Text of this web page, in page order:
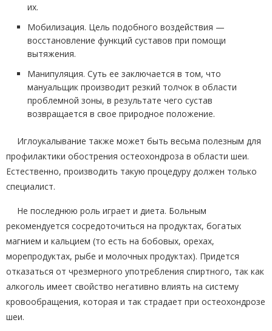
их.
Мобилизация. Цель подобного воздействия —
восстановление функций суставов при помощи
вытяжения.
Манипуляция. Суть ее заключается в том, что
мануальщик производит резкий толчок в области
проблемной зоны, в результате чего сустав
возвращается в свое природное положение.
Иглоукалывание также может быть весьма полезным для
профилактики обострения остеохондроза в области шеи.
Естественно, производить такую процедуру должен только
специалист.
Не последнюю роль играет и диета. Больным
рекомендуется сосредоточиться на продуктах, богатых
магнием и кальцием (то есть на бобовых, орехах,
морепродуктах, рыбе и молочных продуктах). Придется
отказаться от чрезмерного употребления спиртного, так как
алкоголь имеет свойство негативно влиять на систему
кровообращения, которая и так страдает при остеохондрозе
шеи.